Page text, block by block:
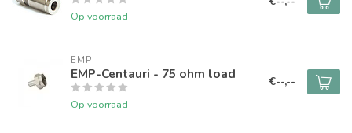
Op voorraad
EMP
EMP-Centauri - 75 ohm load
Op voorraad
€--,--